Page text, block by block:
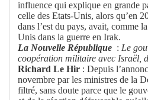
influence qui explique en grande
celle des Etats-Unis, alors qu’en
dans l’est du pays, avait, comme
Unis dans la guerre en Irak.
La Nouvelle République : Le
coopération militaire avec Israël,
Richard Le Hir : Depuis
novembre par les ministres de la
filtré, sans doute parce que le